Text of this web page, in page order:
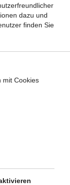
dazu und
finden Sie
mit Cookies